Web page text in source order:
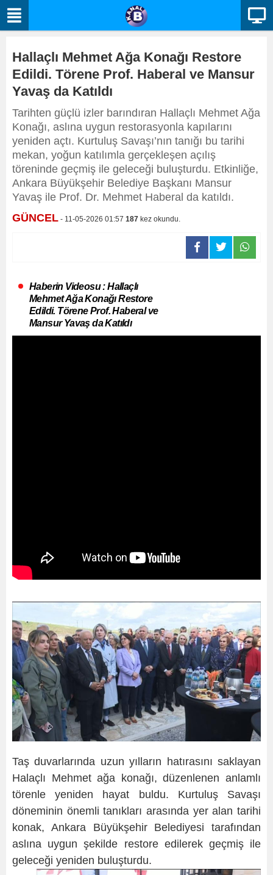
Hallaçlı Mehmet Ağa Konağı Restore
Edildi. Törene Prof. Haberal ve Mansur
Yavaş da Katıldı
Tarihten güçlü izler barındıran Hallaçlı Mehmet Ağa
Konağı, aslına uygun restorasyonla kapılarını
yeniden açtı. Kurtuluş Savaşı’nın tanığı bu tarihi
mekan, yoğun katılımla gerçekleşen açılış
töreninde geçmiş ile geleceği buluşturdu. Etkinliğe,
Ankara Büyükşehir Belediye Başkanı Mansur
Yavaş ile Prof. Dr. Mehmet Haberal da katıldı.
GÜNCEL - 11-05-2026 01:57 187 kez okundu.
Haberin Videosu : Hallaçlı
Mehmet Ağa Konağı Restore
Edildi. Törene Prof. Haberal ve
Mansur Yavaş da Katıldı
Taş duvarlarında uzun yılların hatırasını saklayan
Halaçlı Mehmet ağa konağı, düzenlenen anlamlı
törenle yeniden hayat buldu. Kurtuluş Savaşı
döneminin önemli tanıkları arasında yer alan tarihi
konak, Ankara Büyükşehir Belediyesi tarafından
aslına uygun şekilde restore edilerek geçmiş ile
geleceği yeniden buluşturdu.